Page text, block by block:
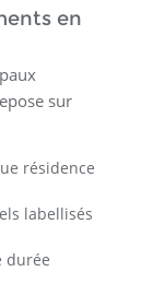
en
sur
résidence
labellisés
durée